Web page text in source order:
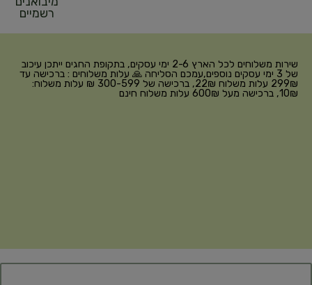
רשמיים
שירות משלוחים לכל הארץ 2-6 ימי עסקים, בתקופת החגים ייתכן עיכוב
של 3 ימי עסקים נוספים,עמכם הסליחה 🙏 עלות משלוחים : ברכישה עד
299₪ עלות משלוח 22₪, ברכישה של 300-599 ₪ עלות משלוח:
10₪, ברכישה מעל 600₪ עלות משלוח חינם